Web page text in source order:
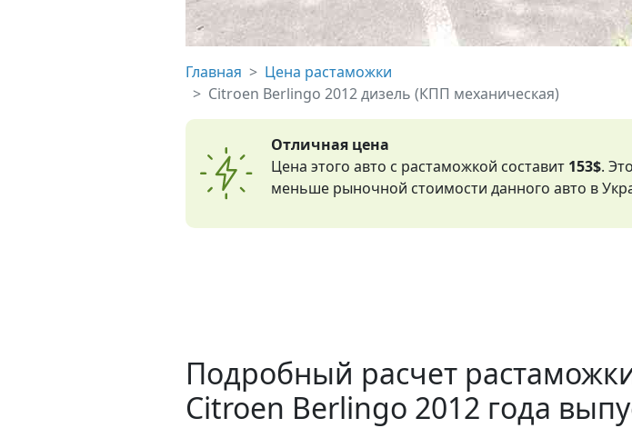
Главная
Цена растаможки
Citroen Berlingo 2012 дизель (КПП механическая)
Отличная цена
Цена этого авто с растаможкой составит 153$.
меньше рыночной стоимости данного авто в
Подробный расчет
Citroen Berlingo 2012 года